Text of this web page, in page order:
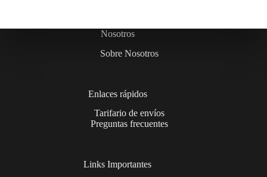
Nosotros
Sobre Nosotros
Enlaces rápidos
Tarifario de envíos
Preguntas frecuentes
Links Importantes